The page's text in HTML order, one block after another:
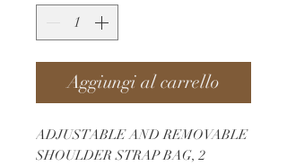
Aggiungi al carrello
ADJUSTABLE AND REMOVABLE
SHOULDER STRAP BAG, 2